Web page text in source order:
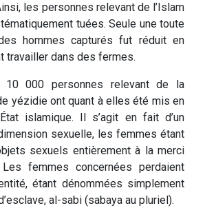
les personnes relevant de l’Islam
tuées. Seule une toute
hommes capturés fut réduit en
travailler dans des fermes.
000 personnes relevant de la
yézidie ont quant à elles été mis en
islamique. Il s’agit en fait d’un
sexuelle, les femmes étant
sexuels entièrement à la merci
femmes concernées perdaient
étant dénommées simplement
al-sabi (sabaya au pluriel).